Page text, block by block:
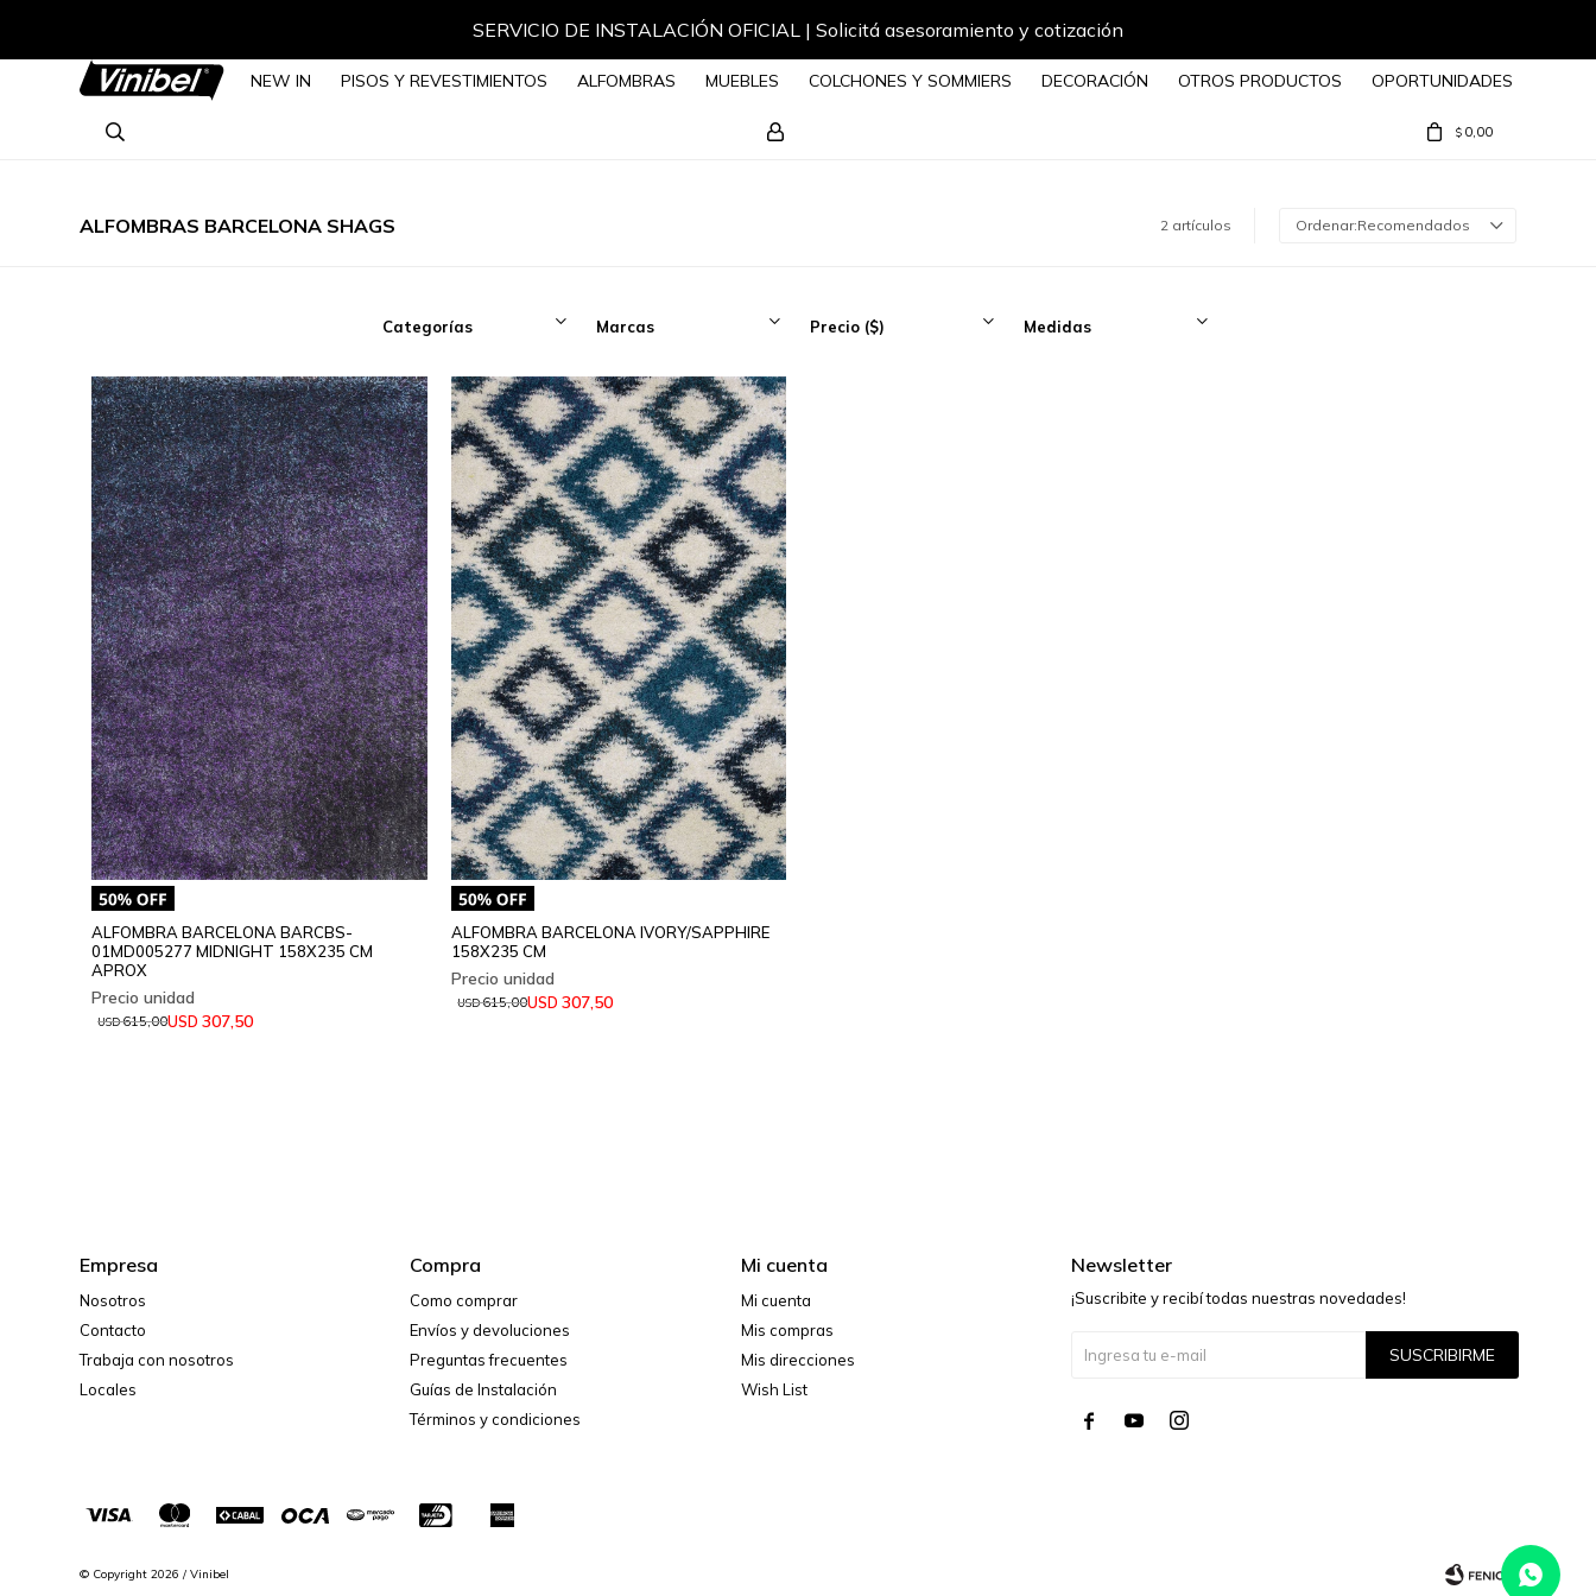
SERVICIO DE INSTALACIÓN OFICIAL | Solicitá asesoramiento y cotización
NEW IN PISOS Y REVESTIMIENTOS ALFOMBRAS MUEBLES COLCHONES Y SOMMIERS DECORACIÓN OTROS PRODUCTOS OPORTUNIDADES
$ 0,00
ALFOMBRAS BARCELONA SHAGS 2 artículos Recomendados
ALFOMBRA BARCELONA BARCBS-
01MD005277 MIDNIGHT 158X235 CM
APROX
USD 307,50
USD615,00
ALFOMBRA BARCELONA IVORY/SAPPHIRE
158X235 CM
USD 307,50
USD615,00
Categorías Marcas Precio ($) Medidas
Empresa
Nosotros
Contacto
Trabaja con nosotros
Locales
Compra
Como comprar
Envíos y devoluciones
Preguntas frecuentes
Guías de Instalación
Términos y condiciones
Mi cuenta
Mi cuenta
Mis compras
Mis direcciones
Wish List
Newsletter
¡Suscribite y recibí todas nuestras novedades!
SUSCRIBIRME
  
© Copyright 2026 / Vinibel